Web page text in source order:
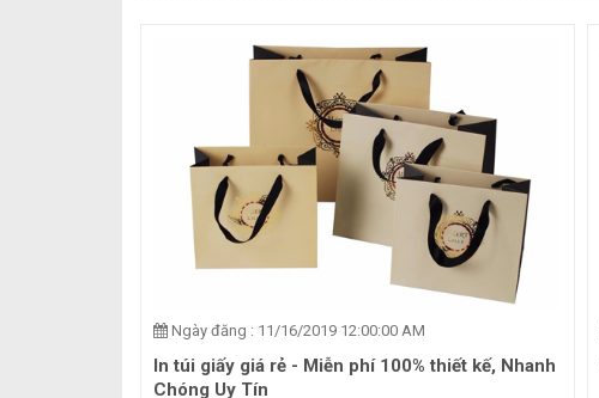
Ngày đăng : 11/16/2019 12:00:00 AM
In túi giấy giá rẻ - Miễn phí 100% thiết kế, Nhanh
Chóng Uy Tín